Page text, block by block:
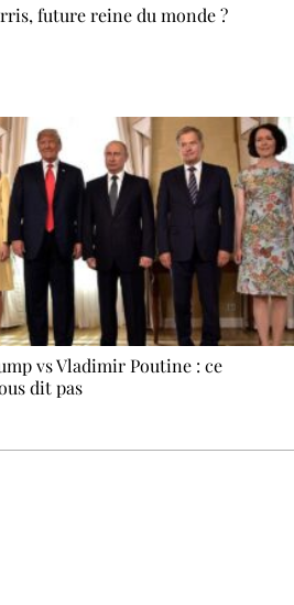
future reine du monde ?
vs Vladimir Poutine : ce
dit pas